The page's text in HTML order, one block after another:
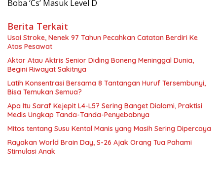
Boba ‘Cs’ Masuk Level D
Berita Terkait
Usai Stroke, Nenek 97 Tahun Pecahkan Catatan Berdiri Ke
Atas Pesawat
Aktor Atau Aktris Senior Diding Boneng Meninggal Dunia,
Begini Riwayat Sakitnya
Latih Konsentrasi Bersama 8 Tantangan Huruf Tersembunyi,
Bisa Temukan Semua?
Apa Itu Saraf Kejepit L4-L5? Sering Banget Dialami, Praktisi
Medis Ungkap Tanda-Tanda-Penyebabnya
Mitos tentang Susu Kental Manis yang Masih Sering Dipercaya
Rayakan World Brain Day, S-26 Ajak Orang Tua Pahami
Stimulasi Anak